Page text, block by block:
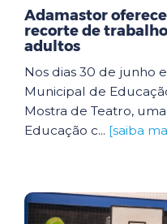
Adamastor
recorte de
adultos
Nos dias 30 de junho
Municipal de
Mostra de Teatro,
Educação c... [saiba